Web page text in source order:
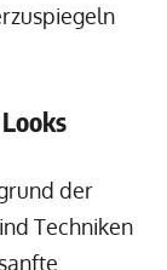
der
Techniken